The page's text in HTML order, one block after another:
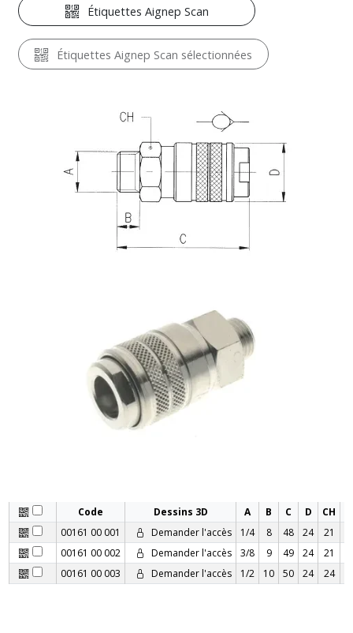
Étiquettes Aignep Scan
Étiquettes Aignep Scan sélectionnées
Code Dessins 3D A B C D CH
00161 00 001
Demander l'accès 1/4 8 48 24
21
00161 00 002
Demander l'accès 3/8 9 49 24
21
00161 00 003
Demander l'accès 1/2 10 50 24 24